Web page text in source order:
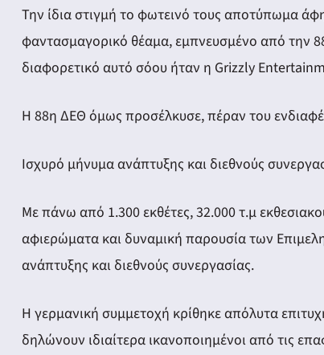
Την ίδια στιγμή το φωτεινό τους αποτύπωμα
φαντασμαγορικό θέαμα, εμπνευσμένο από την
διαφορετικό αυτό σόου ήταν η Grizzly
Η 88η ΔΕΘ όμως προσέλκυσε, πέραν του
Ισχυρό μήνυμα ανάπτυξης και διεθνούς
Με πάνω από 1.300 εκθέτες, 32.000 τ.μ
αφιερώματα και δυναμική παρουσία των
ανάπτυξης και διεθνούς συνεργασίας.
Η γερμανική συμμετοχή κρίθηκε απόλυτα
δηλώνουν ιδιαίτερα ικανοποιημένοι από τις